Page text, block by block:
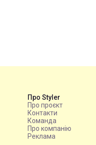
Про Styler
Про проєкт
Контакти
Команда
Про компанію
Реклама